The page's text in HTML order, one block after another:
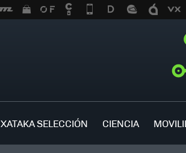
XATAKA SELECCIÓN CIENCIA